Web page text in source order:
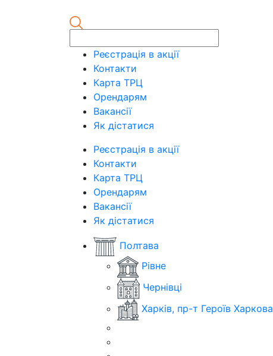
Реєстрація в акції
Контакти
Карта ТРЦ
Орендарям
Вакансії
Як дістатися
Реєстрація в акції
Контакти
Карта ТРЦ
Орендарям
Вакансії
Як дістатися
Полтава
Рівне
Чернівці
Харків, пр-т Героїв Харкова